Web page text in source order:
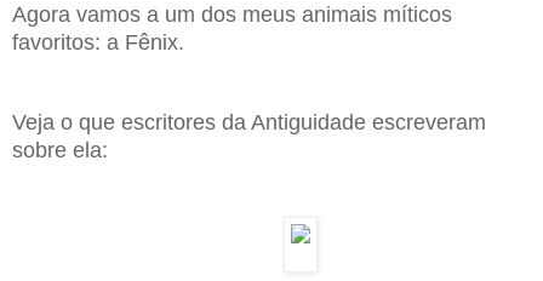
Agora vamos a um dos meus animais míticos
favoritos: a Fênix.
Veja o que escritores da Antiguidade escreveram
sobre ela: